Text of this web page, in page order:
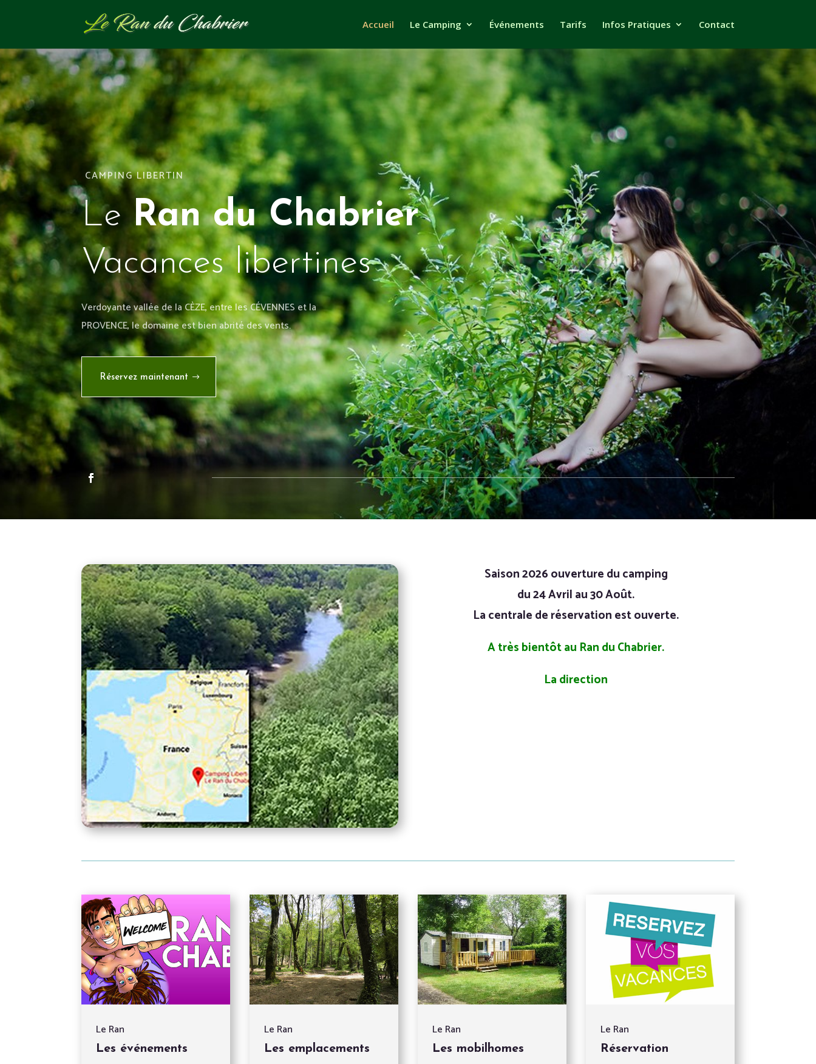
Accueil Le Camping Événements Tarifs Infos Pratiques Contact
CAMPING LIBERTIN
LeRan du Chabrier
Vacances libertines
Verdoyante vallée de la CÈZE, entre les CÉVENNES et la
PROVENCE, le domaine est bien abrité des vents.
Réservez maintenant
Saison 2026 ouverture du camping
du 24 Avril au 30 Août.
La centrale de réservation est ouverte.
A très bientôt au Ran du Chabrier.
La direction
Le Ran
Les événements
Le Ran
Les emplacements
Le Ran
Les mobilhomes
Le Ran
Réservation